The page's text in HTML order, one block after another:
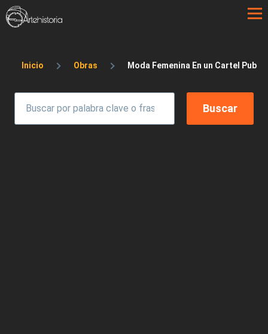
Pasar al contenido principal
Sobrescribir enlaces de ayuda a la
Inicio Obras Moda Femenina En un Cartel